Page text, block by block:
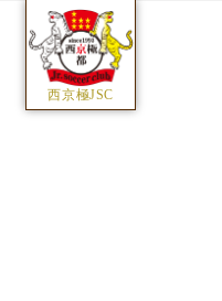
西京極JSC